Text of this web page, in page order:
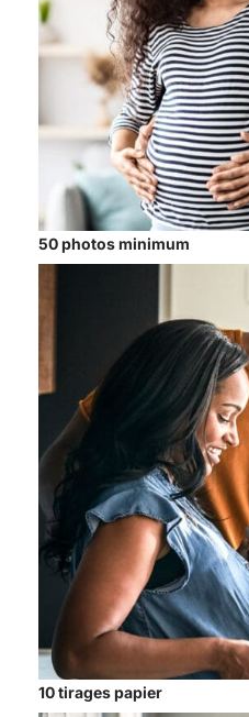
50 photos minimum
10 tirages papier